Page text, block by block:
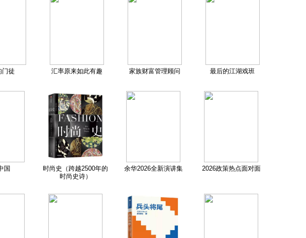
门徒 汇率原来如此有趣 家族财富管理顾问 最后的江湖戏班
国
时尚史（跨越2500年的
时尚史诗）
余华2026全新演讲集 2026政策热点面对面